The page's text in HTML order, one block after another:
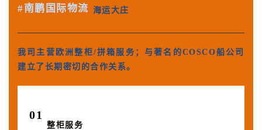
#南鹏国际物流 海运大庄
我司主营欧洲整柜/拼箱服务；与著名的COSCO船公司
建立了长期密切的合作关系。
01
整柜服务